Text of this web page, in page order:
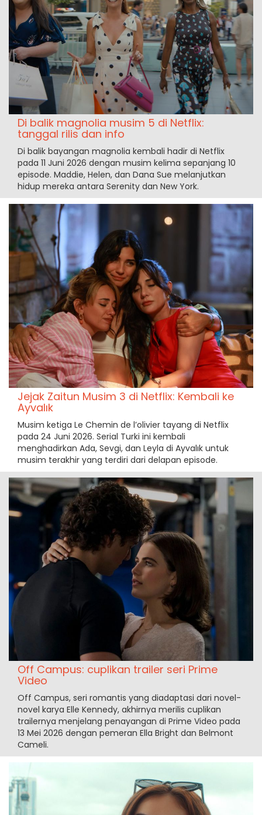
Di balik magnolia musim 5 di Netflix:
tanggal rilis dan info
Di balik bayangan magnolia kembali hadir di Netflix
pada 11 Juni 2026 dengan musim kelima sepanjang 10
episode. Maddie, Helen, dan Dana Sue melanjutkan
hidup mereka antara Serenity dan New York.
Jejak Zaitun Musim 3 di Netflix: Kembali ke
Ayvalık
Musim ketiga Le Chemin de l’olivier tayang di Netflix
pada 24 Juni 2026. Serial Turki ini kembali
menghadirkan Ada, Sevgi, dan Leyla di Ayvalık untuk
musim terakhir yang terdiri dari delapan episode.
Off Campus: cuplikan trailer seri Prime
Video
Off Campus, seri romantis yang diadaptasi dari novel-
novel karya Elle Kennedy, akhirnya merilis cuplikan
trailernya menjelang penayangan di Prime Video pada
13 Mei 2026 dengan pemeran Ella Bright dan Belmont
Cameli.